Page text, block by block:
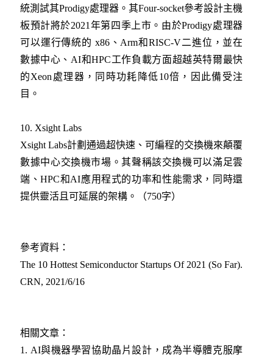
統測試其Prodigy處理器。其Four-socket參考設計主機
板預計將於2021年第四季上市。由於Prodigy處理器
可以運行傳統的 x86、Arm和RISC-V二進位，並在
數據中心、AI和HPC工作負載方面超越英特爾最快
的Xeon處理器，同時功耗降低10倍，因此備受注
目。
10. Xsight Labs
Xsight Labs計劃通過超快速、可編程的交換機來顛覆
數據中心交換機市場。其聲稱該交換機可以滿足雲
端、HPC和AI應用程式的功率和性能需求，同時還
提供靈活且可延展的架構。（750字）
參考資料：
The 10 Hottest Semiconductor Startups Of 2021 (So Far).
CRN, 2021/6/16
相關文章：
1. AI與機器學習協助晶片設計，成為半導體克服摩